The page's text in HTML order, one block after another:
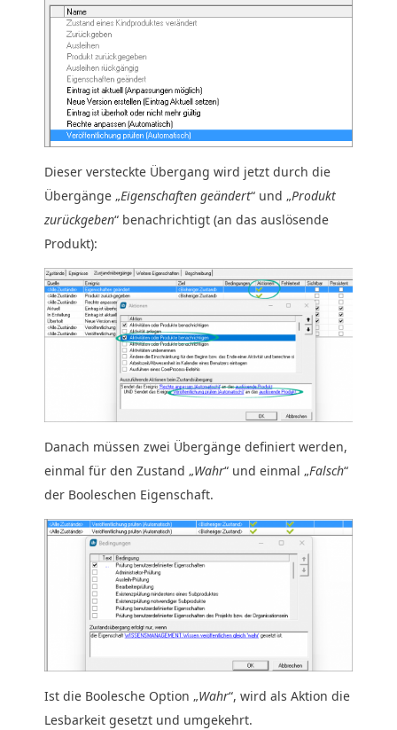
Dieser versteckte Übergang wird jetzt durch die
Übergänge „Eigenschaften geändert“ und „Produkt
zurückgeben“ benachrichtigt (an das auslösende
Produkt):
Danach müssen zwei Übergänge definiert werden,
einmal für den Zustand „Wahr“ und einmal „Falsch“
der Booleschen Eigenschaft.
Ist die Boolesche Option „Wahr“, wird als Aktion die
Lesbarkeit gesetzt und umgekehrt.